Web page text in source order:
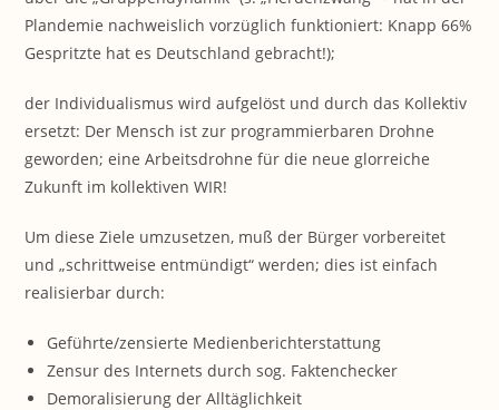
Plandemie nachweislich vorzüglich funktioniert: Knapp 66%
Gespritzte hat es Deutschland gebracht!);
der Individualismus wird aufgelöst und durch das Kollektiv
ersetzt: Der Mensch ist zur programmierbaren Drohne
geworden; eine Arbeitsdrohne für die neue glorreiche
Zukunft im kollektiven WIR!
Um diese Ziele umzusetzen, muß der Bürger vorbereitet
und „schrittweise entmündigt“ werden; dies ist einfach
realisierbar durch:
Geführte/zensierte Medienberichterstattung
Zensur des Internets durch sog. Faktenchecker
Demoralisierung der Alltäglichkeit